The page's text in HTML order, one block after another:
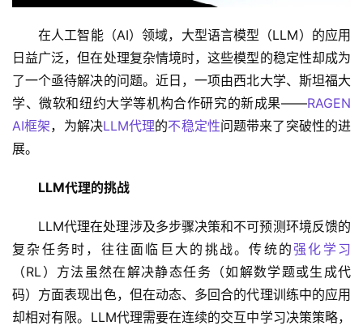
在人工智能（AI）领域，大型语言模型（LLM）的应用
日益广泛，但在处理复杂情境时，这些模型的稳定性却成为
了一个亟待解决的问题。近日，一项由西北大学、斯坦福大
学、微软和纽约大学等机构合作研究的新成果——RAGEN
AI框架，为解决LLM代理的不稳定性问题带来了突破性的进
展。
LLM代理的挑战
LLM代理在处理涉及多步骤决策和不可预测环境反馈的
复杂任务时，往往面临巨大的挑战。传统的强化学习
（RL）方法虽然在解决静态任务（如解数学题或生成代
码）方面表现出色，但在动态、多回合的代理训练中的应用
却相对有限。LLM代理需要在连续的交互中学习决策策略，